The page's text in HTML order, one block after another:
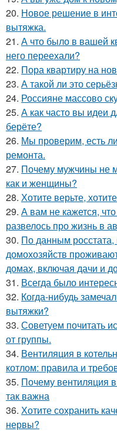
20. Новое решение в
вытяжка.
21. А что было в вашей
него переехали?
22. Пора квартиру на
23. А такой ли это
24. Россияне массово
25. А как часто вы идеи
берёте?
26. Мы проверим, есть
ремонта.
27. Почему мужчины не
как и женщины?
28. Хотите верьте,
29. А вам не кажется,
развелось про жизнь в
30. По данным росстата,
домохозяйств
домах, включая дачи и
31. Всегда было
32. Когда-нибудь
вытяжки?
33. Советуем почитать
от группы.
34. Вентиляция в
котлом: правила и
35. Почему вентиляция
так важна
36. Хотите сохранить
нервы?